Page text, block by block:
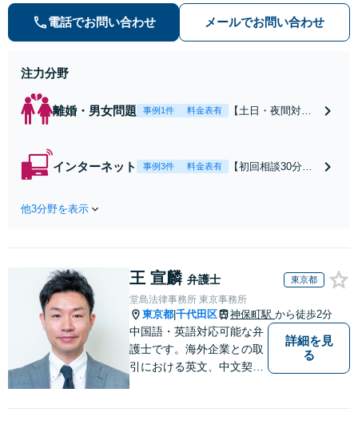
の種類を問わず相談可。可能な限り
早期対応で駆けつけサポート【労
電話でお問い合わせ メールでお問い合わせ
注力分野
離婚・男女問題 事例1件 料金表有
【土日・夜間対応
れたら、サインす
負担を軽減「弁護
士の交渉で慰謝料
金額アップ／減額
交渉も対応可」
【完全個室対応】
インターネット 事例3件 料金表有
【初回相談30分無
報開示請求をおこ
お店の風評被害対
策／売り上げ低下
防止のために尽
力」加害者側の対
応可：開示請求の
意見照会が来たと
きの対処法、被害
他3分野を表示
王 宣麟 弁護士 東京都
堂島法律事務所 東京事務所
東京都 千代田区 神保町駅 から徒歩2分
中国語・英語対応可能な弁
護士です。海外企業との取
引における英文、中文契約
詳細を見
る